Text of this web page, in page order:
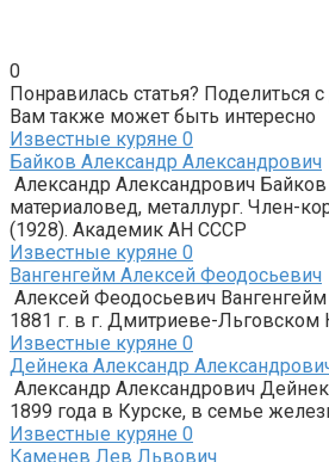
0
Понравилась статья? Поделиться
Вам также может быть интересно
Известные куряне 0
Байков Александр Александрович
Александр Александрович
материаловед, металлург. Член-
(1928). Академик АН СССР
Известные куряне 0
Вангенгейм Алексей Феодосьевич
Алексей Феодосьевич Вангенгейм
1881 г. в г. Дмитриеве-Льговском
Известные куряне 0
Дейнека Александр
Александр Александрович
1899 года в Курске, в семье
Известные куряне 0
Каменев Лев Львович